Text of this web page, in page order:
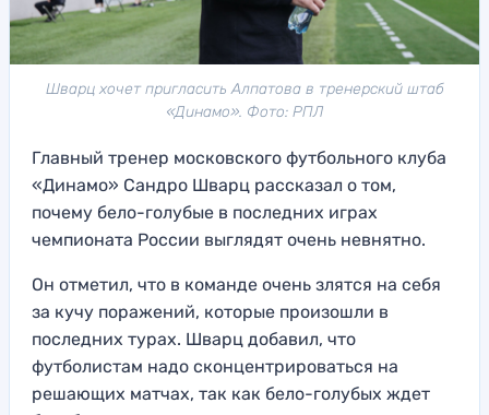
Шварц хочет пригласить Алпатова в тренерский штаб
«Динамо». Фото: РПЛ
Главный тренер московского футбольного клуба
«Динамо» Сандро Шварц рассказал о том,
почему бело-голубые в последних играх
чемпионата России выглядят очень невнятно.
Он отметил, что в команде очень злятся на себя
за кучу поражений, которые произошли в
последних турах. Шварц добавил, что
футболистам надо сконцентрироваться на
решающих матчах, так как бело-голубых ждет